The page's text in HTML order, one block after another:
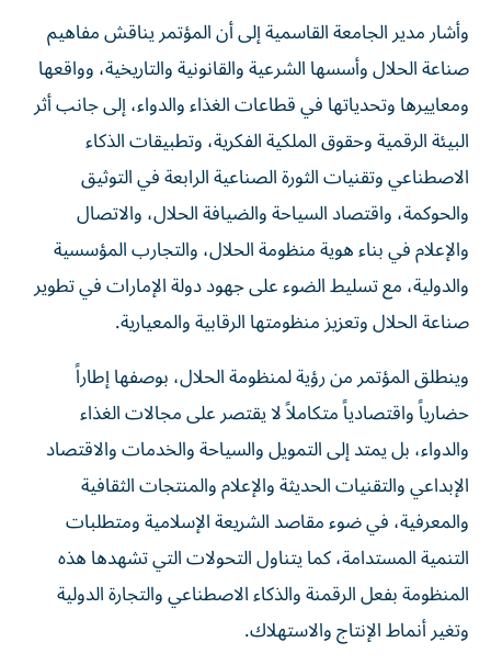
وأشار مدير الجامعة القاسمية إلى أن المؤتمر يناقش مفاهيم
صناعة الحلال وأسسها الشرعية والقانونية والتاريخية، وواقعها
ومعاييرها وتحدياتها في قطاعات الغذاء والدواء، إلى جانب أثر
البيئة الرقمية وحقوق الملكية الفكرية، وتطبيقات الذكاء
الاصطناعي وتقنيات الثورة الصناعية الرابعة في التوثيق
والحوكمة، واقتصاد السياحة والضيافة الحلال، والاتصال
والإعلام في بناء هوية منظومة الحلال، والتجارب المؤسسية
والدولية، مع تسليط الضوء على جهود دولة الإمارات في تطوير
صناعة الحلال وتعزيز منظومتها الرقابية والمعيارية.
وينطلق المؤتمر من رؤية لمنظومة الحلال، بوصفها إطاراً
حضارياً واقتصادياً متكاملاً لا يقتصر على مجالات الغذاء
والدواء، بل يمتد إلى التمويل والسياحة والخدمات والاقتصاد
الإبداعي والتقنيات الحديثة والإعلام والمنتجات الثقافية
والمعرفية، في ضوء مقاصد الشريعة الإسلامية ومتطلبات
التنمية المستدامة، كما يتناول التحولات التي تشهدها هذه
المنظومة بفعل الرقمنة والذكاء الاصطناعي والتجارة الدولية
وتغير أنماط الإنتاج والاستهلاك.